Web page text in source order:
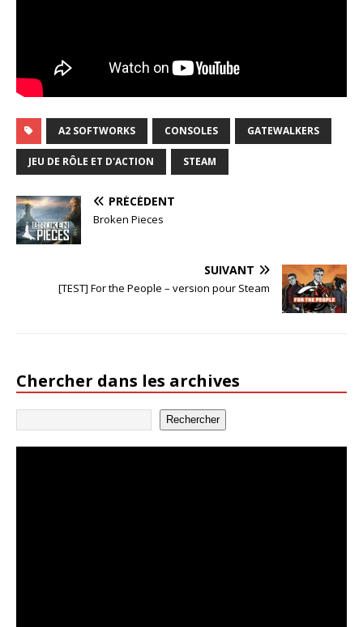
A2 SOFTWORKS CONSOLES GATEWALKERS
JEU DE RÔLE ET D'ACTION STEAM
PRÉCÉDENT
Broken Pieces
SUIVANT
[TEST] For the People – version pour Steam
Chercher dans les archives
Rechercher